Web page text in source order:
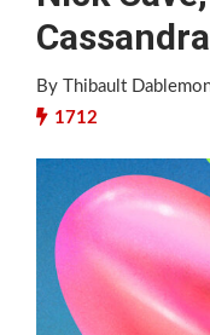
By Thibault
1712